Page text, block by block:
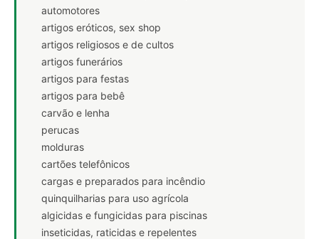
automotores
artigos eróticos, sex shop
artigos religiosos e de cultos
artigos funerários
artigos para festas
artigos para bebê
carvão e lenha
perucas
molduras
cartões telefônicos
cargas e preparados para incêndio
quinquilharias para uso agrícola
algicidas e fungicidas para piscinas
inseticidas, raticidas e repelentes